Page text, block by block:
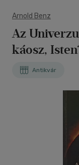
Arnold Benz
Az
káosz,
Antikvár